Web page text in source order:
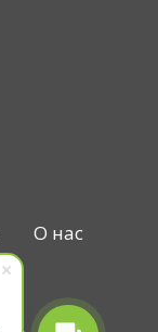
О нас